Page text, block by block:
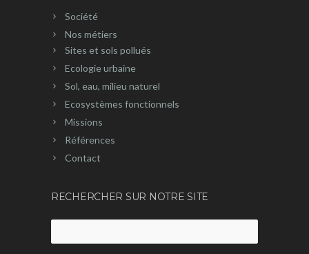
Société
Nos métiers
Sites et sols pollués
Ecologie urbaine
Sol, eau, milieu naturel
Ecosystèmes fonctionnels
Missions
Références
Contact
RECHERCHER SUR NOTRE SITE